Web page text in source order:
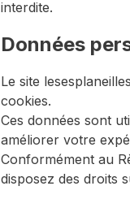
interdite.
Données
Le site
cookies.
Ces données sont
améliorer votre
Conformément au
disposez des droits